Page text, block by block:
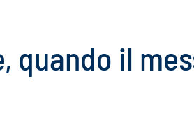
quando il